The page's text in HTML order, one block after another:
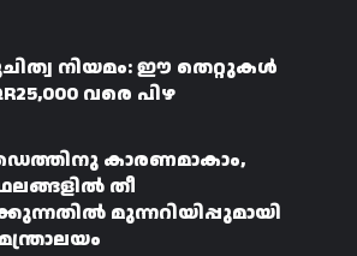
നിയമം: ഈ തെറ്റുകൾ
വരെ പിഴ
കാരണമാകാം,
തീ
മുന്നറിയിപ്പുമായി